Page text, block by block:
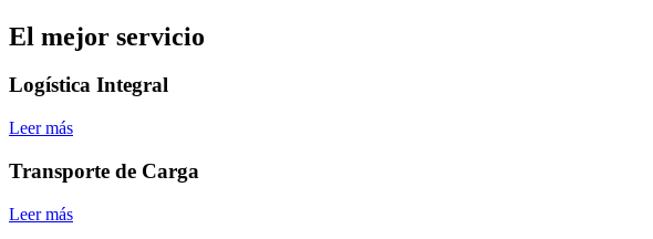
El mejor servicio
Logística Integral
Leer más
Transporte de Carga
Leer más